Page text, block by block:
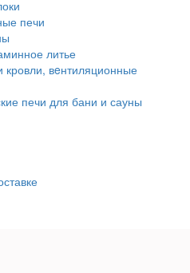
печи
литье
кровли, вeнтиляционные
печи для бани и сауны